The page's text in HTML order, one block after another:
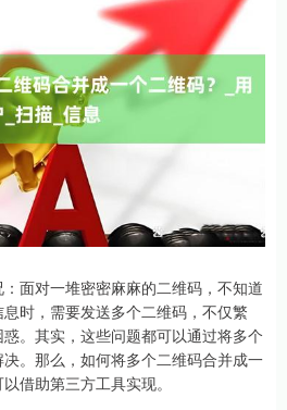
面对一堆密密麻麻的二维码，不知道
时，需要发送多个二维码，不仅繁
。其实，这些问题都可以通过将多个
。那么，如何将多个二维码合并成一
借助第三方工具实现。